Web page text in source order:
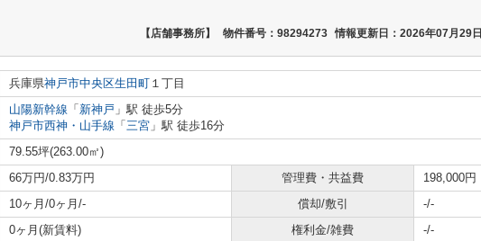
【店舗事務所】 物件番号：98294273 情報更新日：2026年07月29日
兵庫県神戸市中央区生田町 １丁目
山陽新幹線 「 新神戸 」駅 徒歩5分
神戸市西神・山手線 「 三宮 」駅 徒歩16分
79.55坪(263.00㎡)
66万円/0.83万円 管理費・共益費
198,000円
10ヶ月/0ヶ月/- 償却/敷引
-/-
0ヶ月(新賃料) 権利金/雑費 -/-